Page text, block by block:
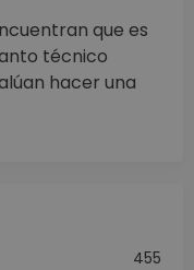
que es
técnico
hacer una
455